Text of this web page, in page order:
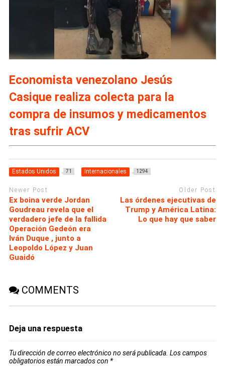
Economista venezolano Jesús
Casique realiza colecta para la
compra de insumos y medicamentos
tras sufrir ACV
Estados Unidos 71 Internacionales 1294
Newer Post
Ex boina verde Jordan
Goudreau revela que el
verdadero jefe de la fallida
Operación Gedeón era
Iván Duque , junto a
Leopoldo López y Juan
Guaidó
Older Post
Las órdenes ejecutivas de
Trump y América Latina:
Lo que hay que saber
COMMENTS
Deja una respuesta
Tu dirección de correo electrónico no será publicada. Los campos
obligatorios están marcados con *